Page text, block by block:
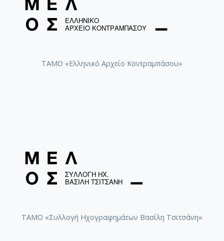
ΤΑΜΟ «Ελληνικό Αρχείο Κοντραμπάσου»
ΤΑΜΟ «Συλλογή Ηχογραφημάτων Βασίλη Τσιτσάνη»